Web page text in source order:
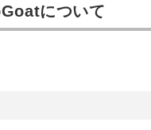
について